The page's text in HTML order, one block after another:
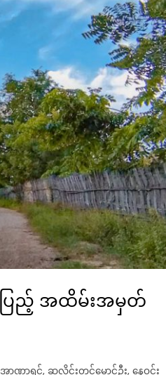
ပြည့် အထိမ်းအမှတ်
ာဏာရှင်, ဆလိုင်းတင်မောင်ဦး, နေဝင်း